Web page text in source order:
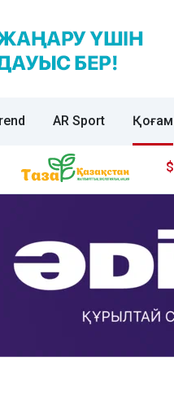
AR Sport Қоғам
$